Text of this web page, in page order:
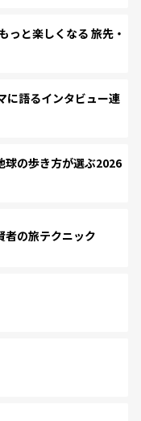
と楽しくなる 旅先・
に語るインタビュー連
球の歩き方が選ぶ2026
者の旅テクニック